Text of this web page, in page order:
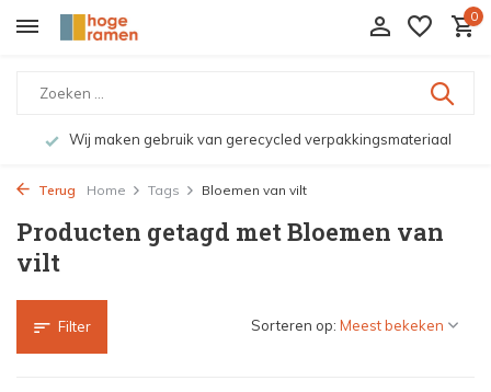
0
Wij maken gebruik van gerecycled verpakkingsmateriaal
Terug Home Tags Bloemen van vilt
Producten getagd met Bloemen van
vilt
Filter Sorteren op: